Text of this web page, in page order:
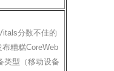
分数不佳的
布糟糕CoreWeb
类型（移动设备